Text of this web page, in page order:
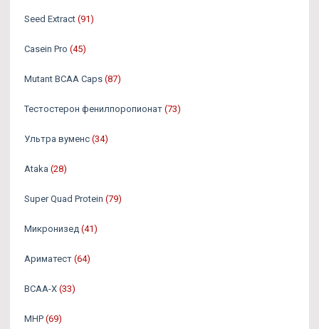
Seed Extract (91)
Casein Pro (45)
Mutant BCAA Caps (87)
Тестостерон фенилпоропионат (73)
Ультра вуменс (34)
Ataka (28)
Super Quad Protein (79)
Микронизед (41)
Ариматест (64)
BCAA-X (33)
MHP (69)